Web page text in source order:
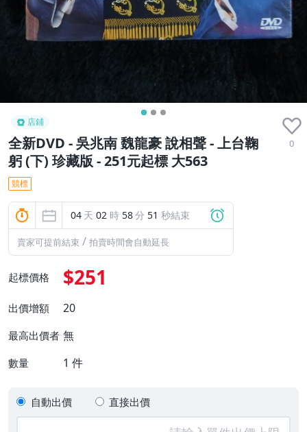
店鋪
全新DVD - 吳兆南 魏龍豪 說相聲 - 上台鞠
躬 (下) 珍藏版 - 251元起標 大563
0
競標
04 天 02 時 58分 50 秒結束
賣家可提前結束 / 拍賣時間會自動延長
起標價格 $251
出價增額 20
最高出價者 無
數量 1 件
自動出價 直接出價